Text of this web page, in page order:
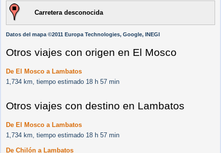
Carretera desconocida
Datos del mapa ©2011 Europa Technologies, Google, INEGI
Otros viajes con origen en El Mosco
De El Mosco a Lambatos
1,734 km, tiempo estimado 18 h 57 min
Otros viajes con destino en Lambatos
De El Mosco a Lambatos
1,734 km, tiempo estimado 18 h 57 min
De Chilón a Lambatos